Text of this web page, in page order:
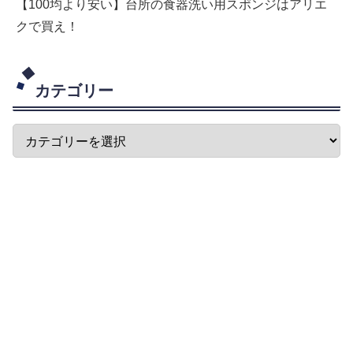
【100均より安い】台所の食器洗い用スポンジはアリエ
クで買え！
カテゴリー